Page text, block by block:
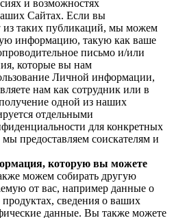
и возможностях
Сайтах. Если вы
из таких публикаций, мы можем
информацию, такую как ваше
письмо и/или
которые вы нам
Личной информации,
нам как сотрудник или в
одной из наших
отдельными
для конкретных
предоставляем соискателям и
которую вы можете
можем собирать другую
от вас, например данные о
сведения о ваших
данные. Вы также можете